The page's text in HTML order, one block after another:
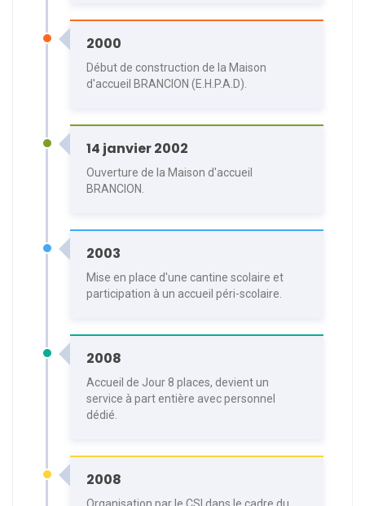
2000
Début de construction de la Maison
d'accueil BRANCION (E.H.P.A.D).
14 janvier 2002
Ouverture de la Maison d'accueil
BRANCION.
2003
Mise en place d'une cantine scolaire et
participation à un accueil péri-scolaire.
2008
Accueil de Jour 8 places, devient un
service à part entière avec personnel
dédié.
2008